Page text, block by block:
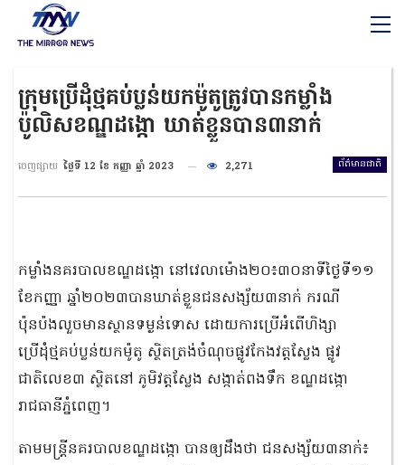
ក្រុមប្រើដុំថ្មគប់ប្លន់យកម៉ូតូត្រូវបានកម្លាំង
ប៉ូលិសខណ្ឌដង្កោ ឃាត់ខ្លួនបាន៣នាក់
ព័ត៌មានជាតិ
ចេញផ្សាយ ថ្ងៃទី 12 ខែ កញ្ញា ឆ្នាំ 2023 2,271
កម្លាំងនគរបាលខណ្ឌដង្កោ នៅវេលាម៉ោង២០៖៣០នាទីថ្ងៃទី១១
ខែកញ្ញា ឆ្នាំ២០២៣បានឃាត់ខ្លួនជនសង្ស័យ៣នាក់ ករណី
ប៉ុនប៉ងលួចមានស្ថានទម្ងន់ទោស ដោយការប្រើអំពើហិង្សា
ប្រើដុំថ្មគប់ប្លន់យកម៉ូតូ ស្ថិតត្រង់ចំណុចផ្លូវកែងវត្តស្លែង ផ្លូវ
ជាតិលេខ៣ ស្ថិតនៅ ភូមិវត្តស្លែង សង្កាត់ពងទឹក ខណ្ឌដង្កោ
រាជធានីភ្នំពេញ។
តាមមន្រ្តីនគរបាលខណ្ឌដង្កោ បានឲ្យដឹងថា ជនសង្ស័យ៣នាក់៖